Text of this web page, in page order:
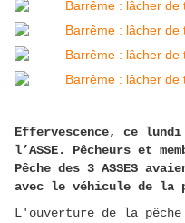
Effervescence, ce
l’ASSE. Pêcheurs et
Pêche des 3 ASSES
avec le véhicule de la
L'ouverture de la